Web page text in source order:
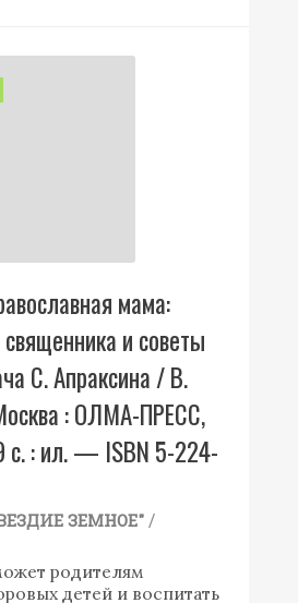
мама:
и советы
С. Апраксина / В.
: ОЛМА-ПРЕСС,
: ил. — ISBN 5-224-
ЗЕМНОЕ" /
родителям
детей и воспитать